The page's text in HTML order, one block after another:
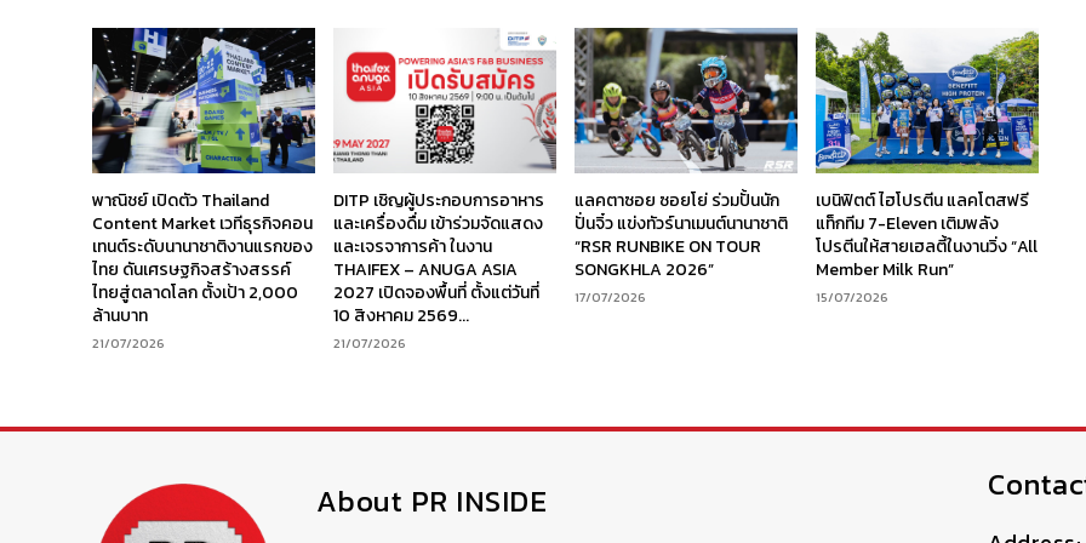
พาณิชย์ เปิดตัว Thailand
Content Market เวทีธุรกิจคอน
เทนต์ระดับนานาชาติงานแรกของ
ไทย ดันเศรษฐกิจสร้างสรรค์
ไทยสู่ตลาดโลก ตั้งเป้า 2,000
ล้านบาท
21/07/2026
DITP เชิญผู้ประกอบการอาหาร
และเครื่องดื่ม เข้าร่วมจัดแสดง
และเจรจาการค้า ในงาน
THAIFEX – ANUGA ASIA
2027 เปิดจองพื้นที่ ตั้งแต่วันที่
10 สิงหาคม 2569...
21/07/2026
แลคตาซอย ซอยโย่ ร่วมปั้นนัก
ปั่นจิ๋ว แข่งทัวร์นาเมนต์นานาชาติ
“RSR RUNBIKE ON TOUR
SONGKHLA 2026”
17/07/2026
เบนิฟิตต์ ไฮโปรตีน แลคโตสฟรี
แท็กทีม 7-Eleven เติมพลัง
โปรตีนให้สายเฮลตี้ในงานวิ่ง “All
Member Milk Run”
15/07/2026
About PR INSIDE